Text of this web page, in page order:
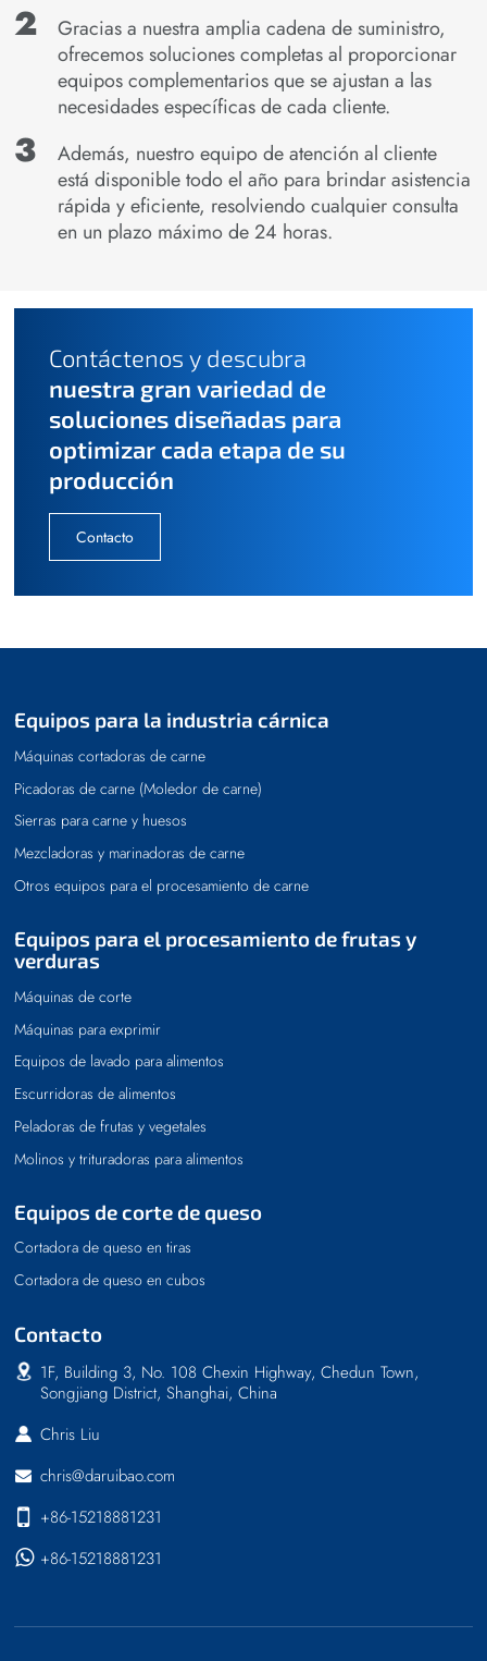
Gracias a nuestra amplia cadena de suministro,
ofrecemos soluciones completas al proporcionar
equipos complementarios que se ajustan a las
necesidades específicas de cada cliente.
Además, nuestro equipo de atención al cliente
está disponible todo el año para brindar asistencia
rápida y eficiente, resolviendo cualquier consulta
en un plazo máximo de 24 horas.
Contáctenos y descubra
nuestra gran variedad de
soluciones diseñadas para
optimizar cada etapa de su
producción
Contacto
Equipos para la industria cárnica
Máquinas cortadoras de carne
Picadoras de carne (Moledor de carne)
Sierras para carne y huesos
Mezcladoras y marinadoras de carne
Otros equipos para el procesamiento de carne
Equipos para el procesamiento de frutas y
verduras
Máquinas de corte
Máquinas para exprimir
Equipos de lavado para alimentos
Escurridoras de alimentos
Peladoras de frutas y vegetales
Molinos y trituradoras para alimentos
Equipos de corte de queso
Cortadora de queso en tiras
Cortadora de queso en cubos
Contacto
1F, Building 3, No. 108 Chexin Highway, Chedun Town,
Songjiang District, Shanghai, China
Chris Liu
chris@daruibao.com
+86-15218881231
+86-15218881231